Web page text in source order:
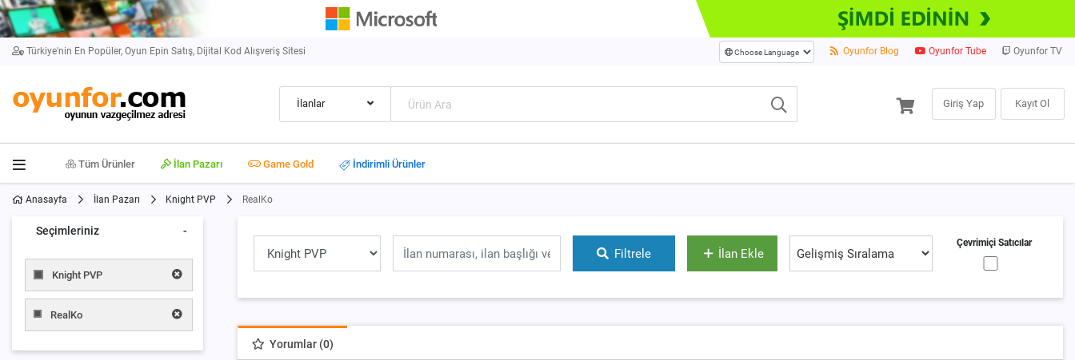
Türkiye'nin En Popüler, Oyun Epin Satış, Dijital Kod Alışveriş Sitesi Oyunfor Blog Oyunfor Tube Oyunfor TV
İlanlar Giriş Yap Kayıt Ol
Tüm Ürünler İlan Pazarı Game Gold İndirimli Ürünler
Anasayfa İlan Pazarı Knight PVP RealKo
Seçimleriniz -
Knight PVP
RealKo
Filtrele İlan Ekle
Çevrimiçi Satıcılar
Yorumlar (0)